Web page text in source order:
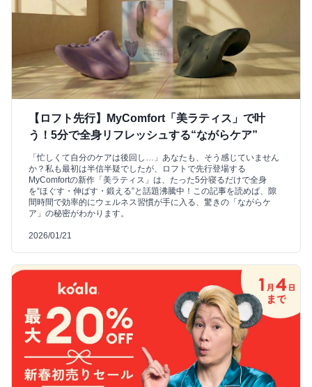
【ロフト先行】MyComfort「美ラティス」で叶
う！5分で全身リフレッシュする“ながらケア”
「忙しくて自分のケアは後回し…」あなたも、そう感じていません
か？私も最初は半信半疑でしたが、ロフトで先行登場する
MyComfortの新作「美ラティス」は、たった5分寝るだけで全身
を“ほぐす・伸ばす・鍛える”と話題沸騰中！この記事を読めば、隙
間時間で効率的にウェルネス習慣が手に入る、驚きの「ながらケ
ア」の秘密がわかります。
2026/01/21